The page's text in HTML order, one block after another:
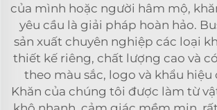
của mình hoặc người hâm mộ,
yêu cầu là giải pháp hoàn hảo.
sản xuất chuyên nghiệp các loại
thiết kế riêng, chất lượng cao và
theo màu sắc, logo và khẩu hiệu
Khăn của chúng tôi được làm từ